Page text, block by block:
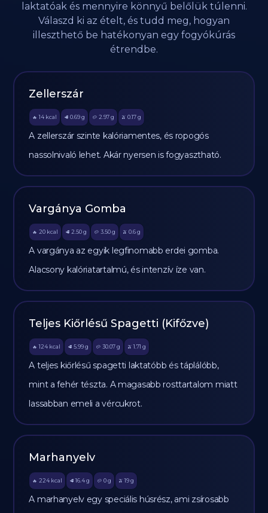
laktatóak és mennyire könnyű belőlük túlenni.
Válaszd ki az ételt, és tudd meg, hogyan
illeszthető be hatékonyan egy fogyókúrás
étrendbe.
Zellerszár
🔥 14 kcal 🥩 0.69 g 🥔 2.97g 🫒 0.17 g
A zellerszár szinte kalóriamentes, és ropogós
nassolnivaló lehet. Akár nyersen is fogyasztható.
Vargánya Gomba
🔥 20 kcal 🥩 2.50 g 🥔 3.50g 🫒 0.6 g
A vargánya az egyik legfinomabb erdei gomba.
Alacsony kalóriatartalmú, és intenzív íze van.
Teljes Kiőrlésű Spagetti (Kifőzve)
🔥 124 kcal 🥩 5.99 g 🥔 30.07g 🫒 1.71 g
A teljes kiőrlésű spagetti laktatóbb és táplálóbb,
mint a fehér tészta. A magasabb rosttartalom miatt
lassabban emeli a vércukrot.
Marhanyelv
🔥 224 kcal 🥩 16.4 g 🥔 0g 🫒 19 g
A marhanyelv egy speciális húsrész, ami zsírosabb